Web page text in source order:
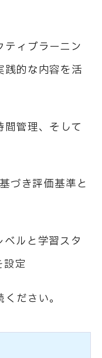
ティブラーニン
践的な内容を活
間管理、そして
づき評価基準と
ベルと学習スタ
定
ださい。